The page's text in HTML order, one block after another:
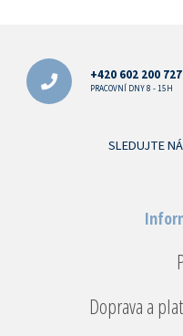
+420 602 200 727
PRACOVNÍ DNY 8 - 15H
SLEDUJTE
Doprava a